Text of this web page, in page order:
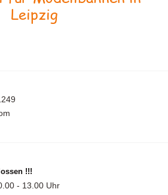
Leipzig
!!!
- 13.00 Uhr